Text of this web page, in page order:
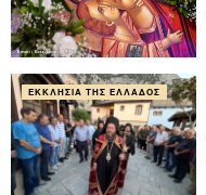
ΕΚΚΛΗΣΊΑ ΤΗΣ ΕΛΛΆΔΟΣ